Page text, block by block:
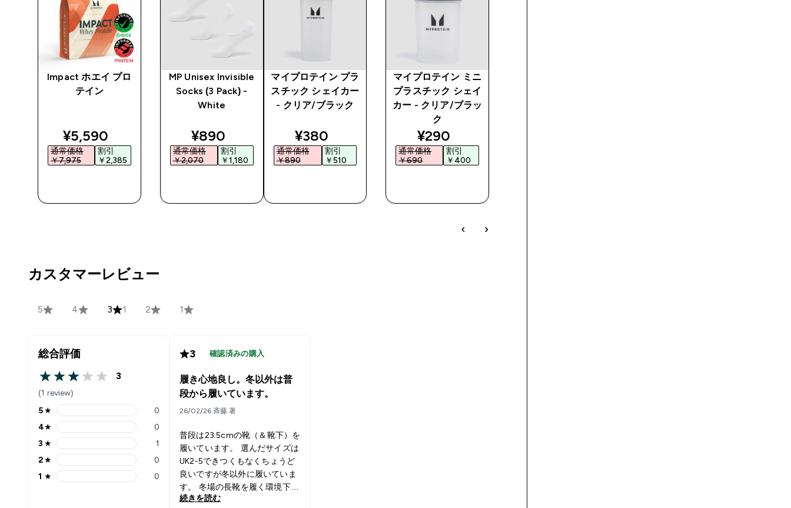
Impact ホエイ プロ
テイン
discounted price
¥5,590‎
通常価格
￥7,975‎
割引
￥2,385‎
MP Unisex Invisible
Socks (3 Pack) -
White
discounted price
¥890‎
通常価格
￥2,070‎
割引
￥1,180‎
マイプロテイン プラ
スチック シェイカー
- クリア/ブラック
discounted price
¥380‎
通常価格
￥890‎
割引
￥510‎
マイプロテイン ミニ
プラスチック シェイ
カー - クリア/ブラッ
ク
discounted price
¥290‎
通常価格
￥690‎
割引
￥400‎
カスタマーレビュー
5 4 3 1 2 1
総合評価
3 out of 5 stars
3
(1 review)
5 stars rating 0 reviews
5★ 0
4 stars rating 0 reviews
4★ 0
3 stars rating 1 reviews
3 ★ 1
2 stars rating 0 reviews
2★ 0
1 stars rating 0 reviews
1 ★ 0
3 確認済みの購入
履き心地良し。冬以外は普
段から履いています。
26/02/26 斉藤 著
普段は23.5cmの靴（＆靴下）を
履いています。 選んだサイズは
UK2-5できつくもなくちょうど
良いですが冬以外に履いていま
す。 冬場の長靴を履く環境下だ
と長靴の中で脱げてしまいま
続きを読む